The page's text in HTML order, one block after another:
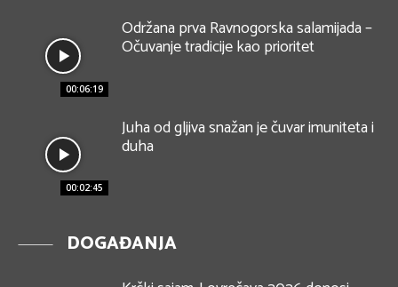
00:06:19
Održana prva Ravnogorska salamijada –
Očuvanje tradicije kao prioritet
00:02:45
Juha od gljiva snažan je čuvar imuniteta i
duha
DOGAĐANJA